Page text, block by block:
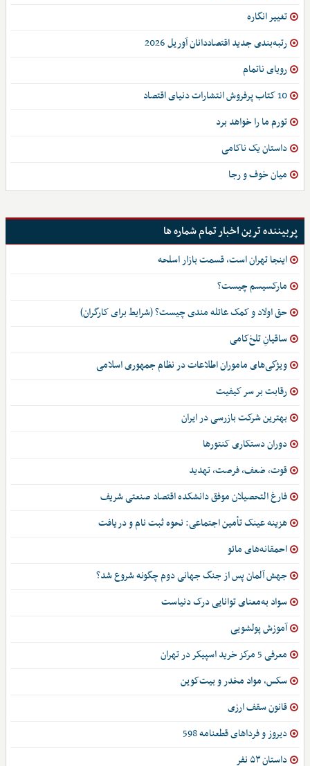
تغییر انگاره
رتبه‌بندی جدید اقتصاددانان آوریل 2026
رویای ناتمام
10 کتاب پرفروش انتشارات دنیای اقتصاد
تورم ما را خواهد برد
داستان یک ناکامی
میان خوف و رجا
پربیننده ترین اخبار تمام شماره ها
اینجا تهران است، قسمت بازار اسلحه
مارکسیسم چیست؟
حق اولاد و کمک عائله مندی چیست؟ (شرایط برای کارگران)
ساقیانِ تلخ‌کامی
ویژگی‌های ماموران اطلاعات در نظام جمهوری اسلامی
رقابت بر سر کیفیت
بهترین شرکت بازرسی در ایران
دوران دستکاری کنتورها
قوت، ضعف، فرصت، تهدید
فارغ التحصیلان موفق دانشکده اقتصاد صنعتی شریف
هزینه عینک تأمین اجتماعی: نحوه ثبت نام و دریافت
احمقانه‌های مائو
جهش آلمان پس از جنگ جهانی دوم چگونه شروع شد؟
سواد به‌معنای توانایی درک دنیاست
آموزش پولشویی
معرفی 5 مرکز خرید اسپیکر در تهران
سکس، مواد مخدر و بیت‌کوین
قانون سقف ارزی
دیروز و فرداهای قطعنامه 598
داستان ۵۳ نفر